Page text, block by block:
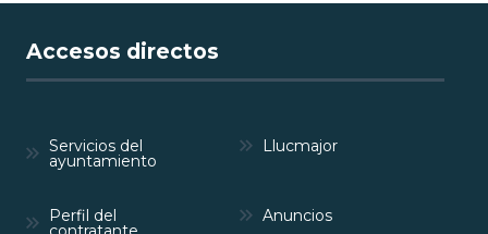
Accesos directos
Servicios del
ayuntamiento
Llucmajor
Perfil del Anuncios